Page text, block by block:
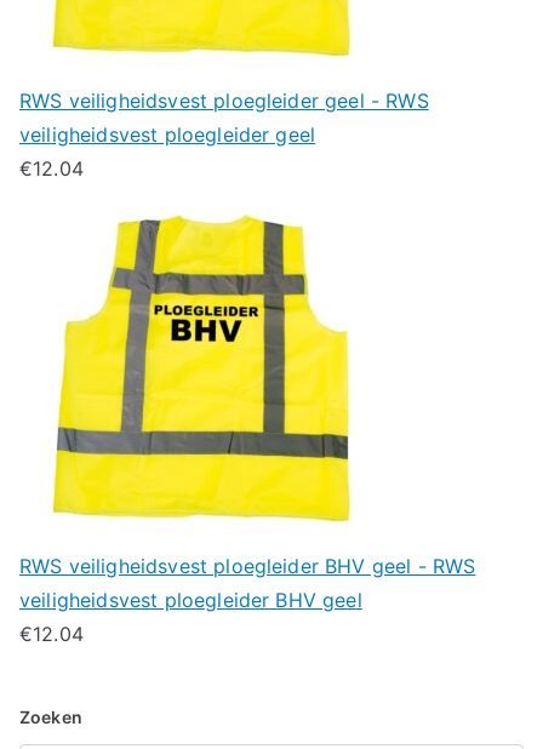
RWS veiligheidsvest ploegleider geel - RWS
veiligheidsvest ploegleider geel
€12.04
RWS veiligheidsvest ploegleider BHV geel - RWS
veiligheidsvest ploegleider BHV geel
€12.04
Zoeken